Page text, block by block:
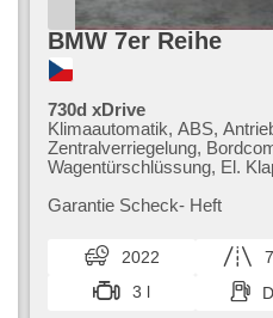
BMW 7er Reihe
730d xDrive
Klimaautomatik, ABS,
Zentralverriegelung,
Wagentürschlüssung, El.
Sitze, head-up display,
Airbag, automatikparken,
Lenkrad, Uhr Spur,
Dachscheibe, Autoradio,
Garantie Scheck​- Heft
2022
3 l